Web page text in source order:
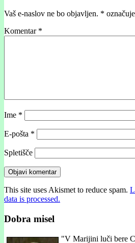
Vaš e-naslov ne bo objavljen. *
Komentar *
Ime *
E-pošta *
Spletišče
This site uses Akismet to reduce spam.
data is processed.
Dobra misel
"V Marijini luči bere